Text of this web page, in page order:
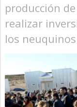
producción
realizar
los